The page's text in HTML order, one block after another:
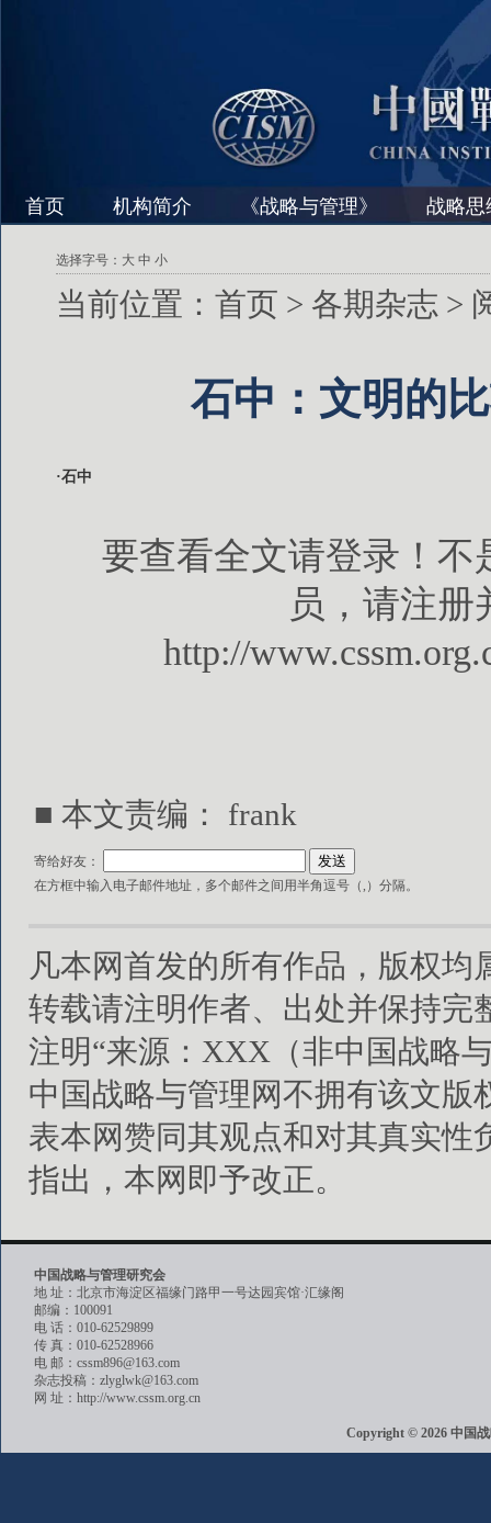
首页 机构简介 《战略与管理》 战略思
选择字号： 大 中 小
当前位置： 首页 > 各期杂志 >
石中：文明的
·石中
要查看全文请登录！不
员，请注册
http://
■ 本文责编： frank
寄给好友：
在方框中输入电子邮件地址，多个邮件之间用半角逗号（,）分隔。
凡本网首发的所有作品，版权
转载请注明作者、出处并保持完
注明“来源：XXX（非中国战略
中国战略与管理网不拥有该文
表本网赞同其观点和对其真实
指出，本网即予改正。
中国战略与管理研究会
地 址：北京市海淀区福缘门路甲一号达园宾馆·汇缘阁
邮编：100091
电 话：010-62529899
传 真：010-62528966
电 邮：cssm896@163.com
杂志投稿：zlyglwk@163.com
网 址：http://www.cssm.org.cn
Copyright © 2026 中国